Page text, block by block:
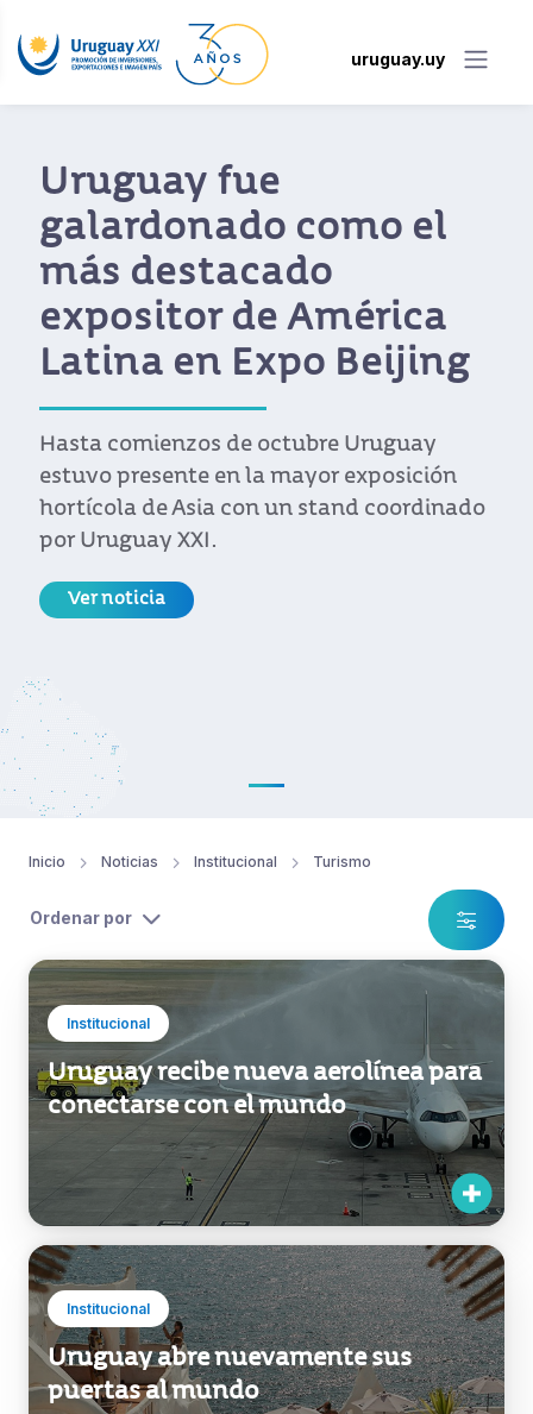
uruguay.uy
Uruguay fue
galardonado como el
más destacado
expositor de América
Latina en Expo Beijing
Hasta comienzos de octubre Uruguay
estuvo presente en la mayor exposición
hortícola de Asia con un stand coordinado
por Uruguay XXI.
Ver noticia
Inicio Noticias Institucional Turismo
Ordenar por
Institucional
Uruguay recibe nueva aerolínea para
conectarse con el mundo
Institucional
Uruguay abre nuevamente sus
puertas al mundo